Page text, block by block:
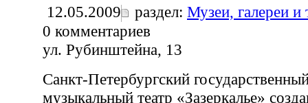
12.05.2009 раздел: Музеи, галереи и
0 комментариев
ул. Рубинштейна, 13
Санкт-Петербургский
музыкальный театр «Зазеркалье»